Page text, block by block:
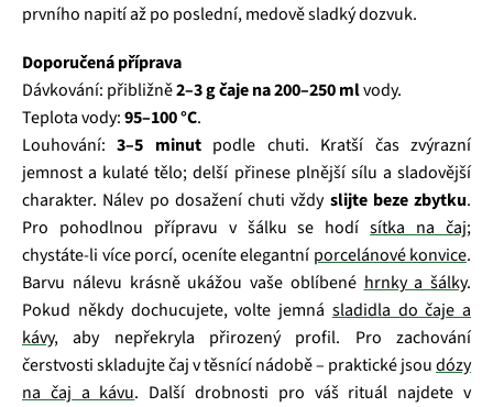
prvního napití až po poslední, medově sladký dozvuk.
Doporučená příprava
Dávkování: přibližně2–3 g čaje na 200–250 mlvody.
Teplota vody:95–100 °C.
Louhování:3–5 minutpodle chuti. Kratší čas zvýrazní
jemnost a kulaté tělo; delší přinese plnější sílu a sladovější
charakter. Nálev po dosažení chuti vždy slijte beze zbytku.
Pro pohodlnou přípravu v šálku se hodísítka na čaj;
chystáte‑li více porcí, oceníte elegantní porcelánové konvice.
Barvu nálevu krásně ukážou vaše oblíbené hrnky a šálky.
Pokud někdy dochucujete, volte jemná sladidla do čaje a
kávy, aby nepřekryla přirozený profil. Pro zachování
čerstvosti skladujte čaj v těsnící nádobě – praktické jsoudózy
na čaj a kávu. Další drobnosti pro váš rituál najdete v